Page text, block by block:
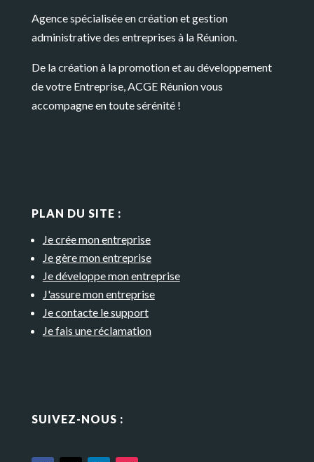
Agence spécialisée en création et gestion
administrative des entreprises à la Réunion.
De la création à la promotion et au développement
de votre Entreprise, ACGE Réunion vous
accompagne en toute sérénité !
PLAN DU SITE :
Je crée mon entreprise
Je gère mon entreprise
Je développe mon entreprise
J'assure mon entreprise
Je contacte le support
Je fais une réclamation
SUIVEZ-NOUS :